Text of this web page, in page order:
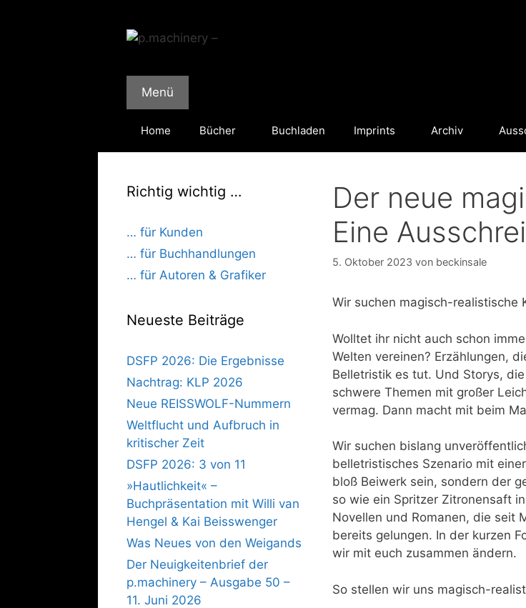
Menü
Home Bücher Buchladen Imprints Archiv
Der neue
Eine
5. Oktober 2023 von beckinsale
Wir suchen magisch-realistische
Wolltet ihr nicht auch schon
Welten vereinen? Erzählungen,
Belletristik es tut. Und Storys,
schwere Themen mit großer
vermag. Dann macht mit beim
Wir suchen bislang
belletristisches Szenario mit
bloß Beiwerk sein, sondern der
so wie ein Spritzer Zitronensaft
Novellen und Romanen, die seit
bereits gelungen. In der kurzen
wir mit euch zusammen ändern.
So stellen wir uns magisch-
Richtig wichtig …
… für Kunden
… für Buchhandlungen
… für Autoren & Grafiker
Neueste Beiträge
DSFP 2026: Die Ergebnisse
Nachtrag: KLP 2026
Neue REISSWOLF-Nummern
Weltflucht und Aufbruch in
kritischer Zeit
DSFP 2026: 3 von 11
»Hautlichkeit« –
Buchpräsentation mit Willi van
Hengel & Kai Beisswenger
Was Neues von den Weigands
Der Neuigkeitenbrief der
p.machinery – Ausgabe 50 –
11. Juni 2026